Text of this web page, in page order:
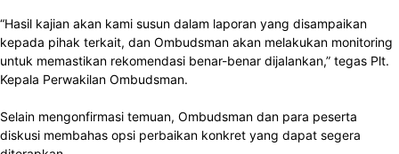
“Hasil kajian akan kami susun dalam laporan yang disampaikan
kepada pihak terkait, dan Ombudsman akan melakukan monitoring
untuk memastikan rekomendasi benar-benar dijalankan,” tegas Plt.
Kepala Perwakilan Ombudsman.
Selain mengonfirmasi temuan, Ombudsman dan para peserta
diskusi membahas opsi perbaikan konkret yang dapat segera